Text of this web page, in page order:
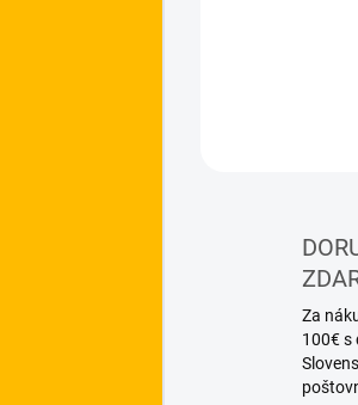
Za
100€ s